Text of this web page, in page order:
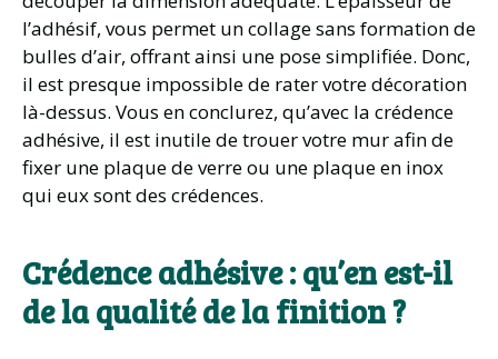
l’adhésif, vous permet un collage sans formation de
bulles d’air, offrant ainsi une pose simplifiée. Donc,
il est presque impossible de rater votre décoration
là-dessus. Vous en conclurez, qu’avec la crédence
adhésive, il est inutile de trouer votre mur afin de
fixer une plaque de verre ou une plaque en inox
qui eux sont des crédences.
Crédence adhésive : qu’en est-il
de la qualité de la finition ?